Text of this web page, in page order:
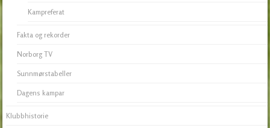
Kampreferat
Fakta og rekorder
Norborg TV
Sunnmørstabeller
Dagens kampar
Klubbhistorie